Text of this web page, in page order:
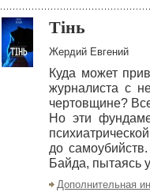
Тінь
Жердий Евгений
Куда может
журналиста с
чертовщине?
Но эти
до
Байда, пытаясь
Дополнительная